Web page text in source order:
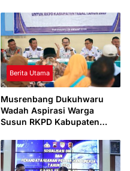
Berita Utama
Musrenbang Dukuhwaru
Wadah Aspirasi Warga
Susun RKPD Kabupaten